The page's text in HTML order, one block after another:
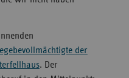
der
. Der